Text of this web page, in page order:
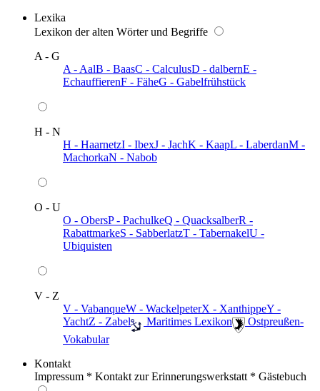
Lexika
Lexikon der alten Wörter und Begriffe
A - G
A - AalB - BaasC - CalculusD - dalbernE -
EchauffierenF - FäheG - Gabelfrühstück
H - N
H - HaarnetzI - IbexJ - JachK - KaapL - LaberdanM -
MachorkaN - Nabob
O - U
O - ObersP - PachulkeQ - QuacksalberR -
RabattmarkeS - SabberlatzT - TabernakelU -
Ubiquisten
V - Z
V - VabanqueW - WackelpeterX - XanthippeY -
YachtZ - Zabel ️ Maritimes Lexikon
️ Ostpreußen-
Vokabular
Kontakt
Impressum * Kontakt zur Erinnerungswerkstatt * Gästebuch